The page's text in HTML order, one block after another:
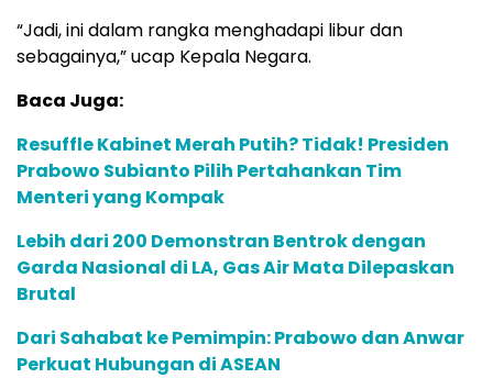
“Jadi, ini dalam rangka menghadapi libur dan
sebagainya,” ucap Kepala Negara.
Baca Juga:
Resuffle Kabinet Merah Putih? Tidak! Presiden
Prabowo Subianto Pilih Pertahankan Tim
Menteri yang Kompak
Lebih dari 200 Demonstran Bentrok dengan
Garda Nasional di LA, Gas Air Mata Dilepaskan
Brutal
Dari Sahabat ke Pemimpin: Prabowo dan Anwar
Perkuat Hubungan di ASEAN